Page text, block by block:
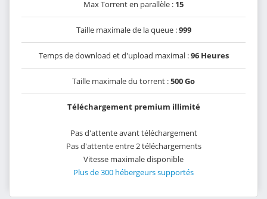
Max Torrent en parallèle : 15
Taille maximale de la queue :999
Temps de download et d'upload maximal :96 Heures
Taille maximale du torrent :500 Go
Téléchargement premium illimité
Pas d'attente avant téléchargement
Pas d'attente entre 2 téléchargements
Vitesse maximale disponible
Plus de 300 hébergeurs supportés